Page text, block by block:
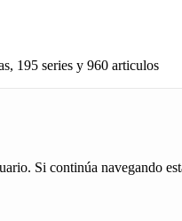
195 series y 960 articulos
Si continúa navegando